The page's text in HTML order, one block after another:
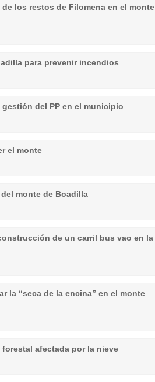
los restos de Filomena en el monte
para prevenir incendios
del PP en el municipio
el monte
monte de Boadilla
de un carril bus vao en la
la “seca de la encina” en el monte
afectada por la nieve